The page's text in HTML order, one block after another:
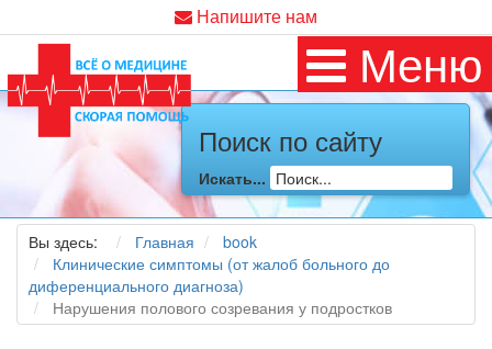
Напишите нам
Меню
Поиск по сайту
Искать...
Вы здесь: Главная
book
Клинические симптомы (от жалоб больного до
диференциального диагноза)
Нарушения полового созревания у подростков
Как я заболел во время локдауна?
Это странная ситуация: вы соблюдали все меры
предосторожности COVID-19 (вы почти все время дома),
но, тем не менее, вы каким-то образом простудились. Вы
можете задаться...
5 причин обратить внимание на средиземноморскую диету